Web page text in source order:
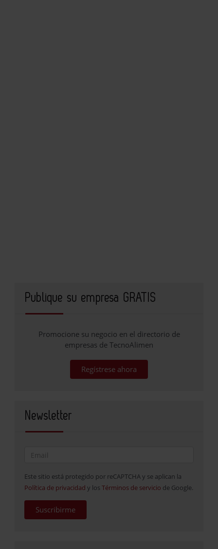
Publique su empresa GRATIS
Promocione su negocio en el directorio de
empresas de TecnoAlimen
Regístrese ahora
Newsletter
Este sitio está protegido por reCAPTCHA y se aplican la
Política de privacidad y los Términos de servicio de Google.
Suscribirme